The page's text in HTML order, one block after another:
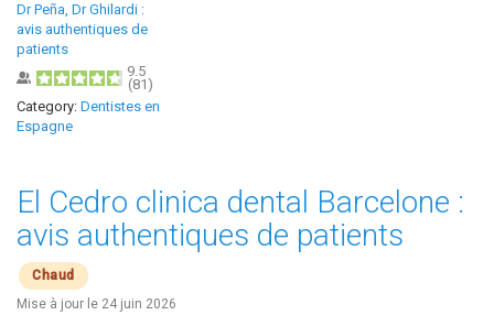
Dr Peña, Dr Ghilardi :
avis authentiques de
patients
9.5
(81 )
Category: Dentistes en
Espagne
El Cedro clinica dental Barcelone :
avis authentiques de patients
Chaud
Mise à jour le 24 juin 2026